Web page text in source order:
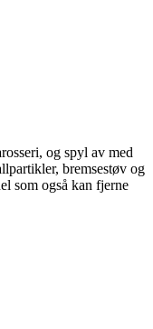
og spyl av med
bremsestøv og
som også kan fjerne